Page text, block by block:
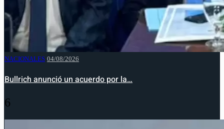
NACIONALES 04/08/2026
Bullrich anunció un acuerdo por la…
6